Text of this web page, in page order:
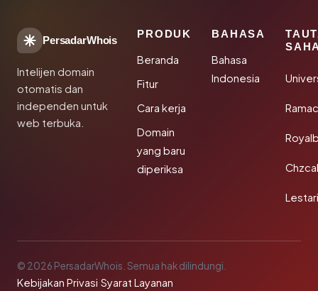
PersadarWhois
Intelijen domain
otomatis dan
independen untuk
web terbuka.
PRODUK
Beranda
Fitur
Cara kerja
Domain
yang baru
diperiksa
BAHASA
Bahasa
Indonesia
© 2026 PersadarWhois. Semua hak dilindungi.
Kebijakan Privasi·Syarat Layanan